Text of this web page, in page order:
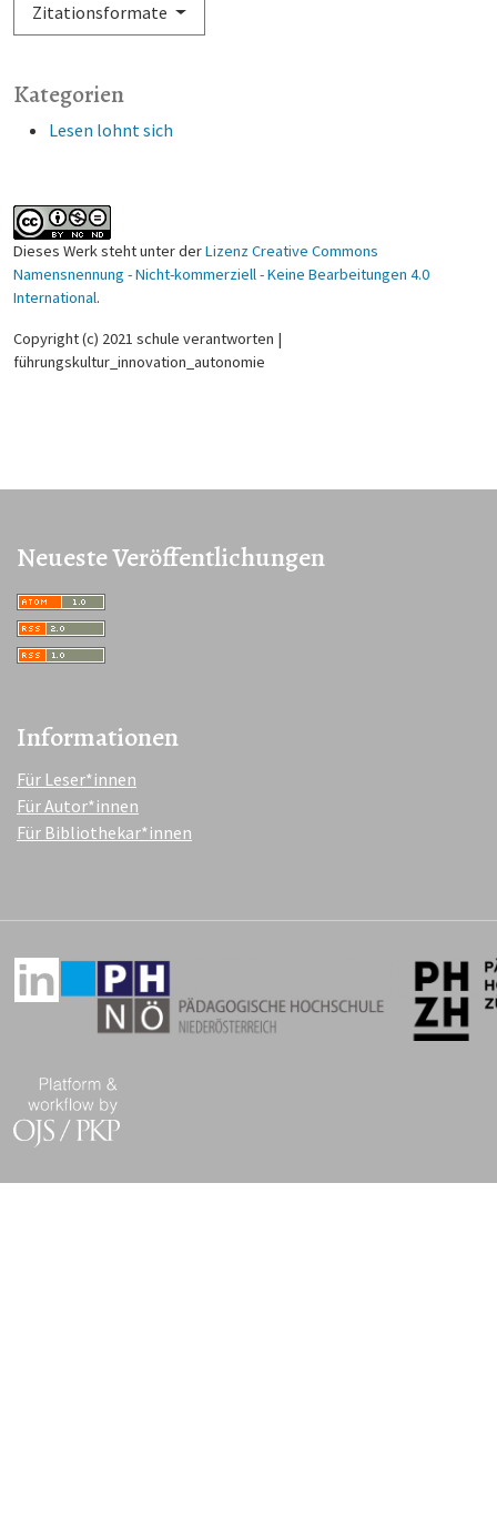
Kategorien
Lesen lohnt sich
Zitationsformate
Dieses Werk steht unter derLizenz Creative Commons
Namensnennung - Nicht-kommerziell - Keine Bearbeitungen 4.0
International.
Copyright (c) 2021 schule verantworten |
führungskultur_innovation_autonomie
Neueste Veröffentlichungen
Informationen
Für Leser*innen
Für Autor*innen
Für Bibliothekar*innen